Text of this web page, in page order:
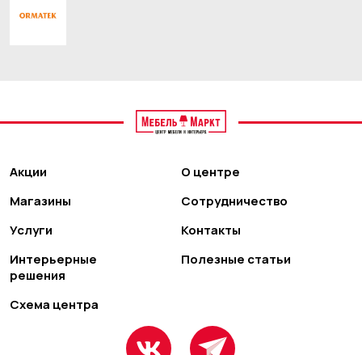
Акции
Магазины
Услуги
Интерьерные
решения
Схема центра
О центре
Сотрудничество
Контакты
Полезные статьи